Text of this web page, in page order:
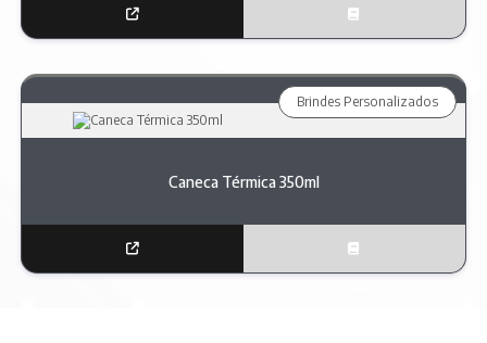
Caneca Térmica 350ml
Brindes Personalizados